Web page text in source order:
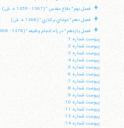
+ فصل نهم " دفاع مقدس " (1367 - 1359 ه. ش)
+ فصل دهم " غوغاي بركناري " (1368 ه. ش)
+
فصل يازدهم " در راه انجام وظيفه " (1378 - 1368 ه. ش)
پيوست شماره 1:
پيوست شماره 2:
پيوست شماره 3:
پيوست شماره 4:
پيوست شماره 5:
پيوست شماره 6:
پيوست شماره 7:
پيوست شماره 8:
پيوست شماره 9:
پيوست شماره 10:
پيوست شماره 11:
پيوست شماره 13:
پيوست شماره 14: